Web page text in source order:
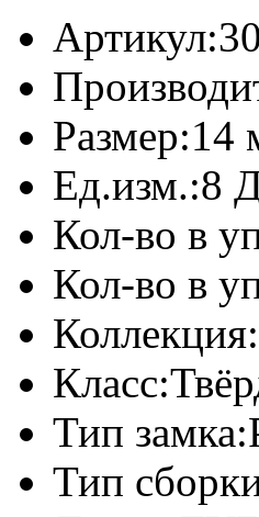
Артикул:
Размер:14
Ед.изм.:8
Кол-во в
Кол-во в
Коллекция:
Класс:
Тип замка:
Тип